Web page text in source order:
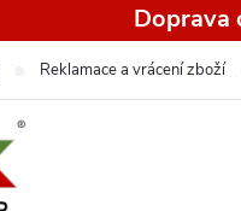
Doprava
Reklamace a vrácení zboží